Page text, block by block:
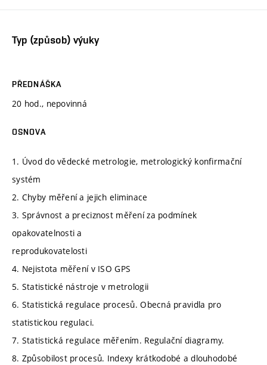
Typ (způsob) výuky
PŘEDNÁŠKA
20 hod., nepovinná
OSNOVA
1. Úvod do vědecké metrologie, metrologický konfirmační
systém
2. Chyby měření a jejich eliminace
3. Správnost a preciznost měření za podmínek
opakovatelnosti a
reprodukovatelosti
4. Nejistota měření v ISO GPS
5. Statistické nástroje v metrologii
6. Statistická regulace procesů. Obecná pravidla pro
statistickou regulaci.
7. Statistická regulace měřením. Regulační diagramy.
8. Způsobilost procesů. Indexy krátkodobé a dlouhodobé